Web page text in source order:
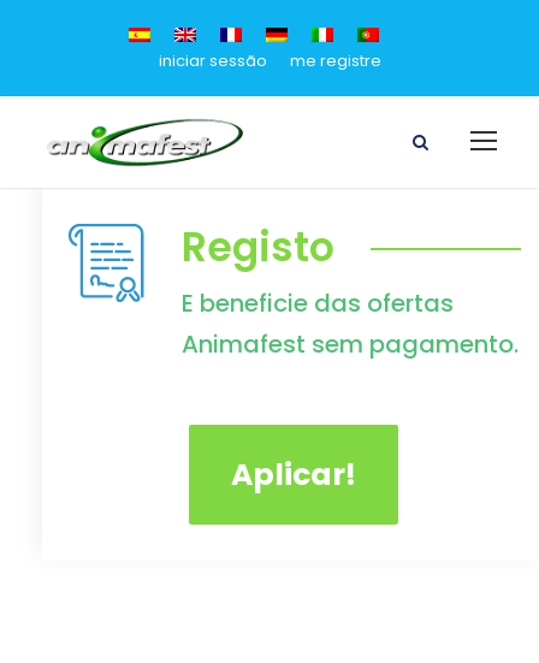
iniciar sessão me registre
Registo
E beneficie das ofertas
Animafest sem pagamento.
Aplicar!